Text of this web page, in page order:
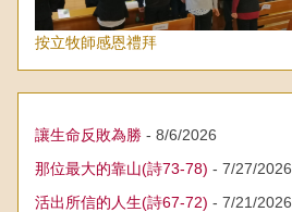
按立牧師感恩禮拜
讓生命反敗為勝 - 8/6/2026
那位最大的靠山(詩73-78) - 7/27/2026
活出所信的人生(詩67-72) - 7/21/2026